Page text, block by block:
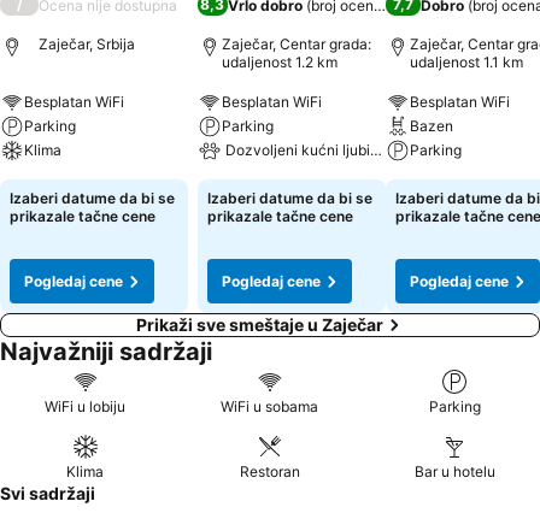
/ Ocena nije dostupna
Zaječar, Srbija
Besplatan WiFi
Parking
Klima
Izaberi datume da bi se
prikazale tačne cene
Pogledaj cene
8,3Vrlo dobro (broj ocena: 1.013)
Zaječar, Centar grada:
udaljenost 1.2 km
Besplatan WiFi
Parking
Dozvoljeni kućni ljubimci
Izaberi datume da bi se
prikazale tačne cene
Pogledaj cene
7,7 Dobro (broj
Zaječar, Centar
udaljenost 1.1 km
Besplatan WiFi
Bazen
Parking
Izaberi datume da
prikazale tačne cene
Pogledaj cene
Prikaži sve smeštaje u Zaječar
Najvažniji sadržaji
WiFi u lobiju WiFi u sobama Parking
Klima Restoran Bar u hotelu
Svi sadržaji